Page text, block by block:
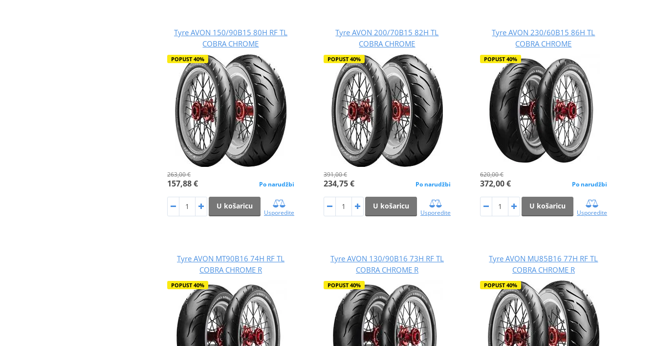
Tyre AVON 150/90B15 80H RF TL
COBRA CHROME
POPUST 40%
263,00 €
157,88 € Po narudžbi
U košaricu
Usporedite
Tyre AVON 200/70B15 82H TL
COBRA CHROME
POPUST 40%
391,00 €
234,75 € Po narudžbi
U košaricu
Usporedite
Tyre AVON 230/60B15 86H TL
COBRA CHROME
POPUST 40%
620,00 €
372,00 € Po narudžbi
U košaricu
Usporedite
Tyre AVON MT90B16 74H RF TL
COBRA CHROME R
POPUST 40%
Tyre AVON 130/90B16 73H RF TL
COBRA CHROME R
POPUST 40%
Tyre AVON MU85B16 77H RF TL
COBRA CHROME R
POPUST 40%